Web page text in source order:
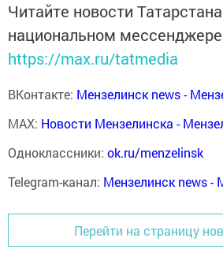
Читайте новости
национальном
https://max.ru/tatmedia
ВКонтакте: Мензелинск news -
MAX: Новости Мензелинска -
Одноклассники: ok.ru/menzelinsk
Telegram-канал: Мензелинск news -
Перейти на страницу